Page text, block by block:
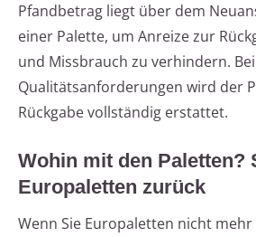
Pfandbetrag liegt über dem
einer Palette, um Anreize zur
und Missbrauch zu verhindern.
Qualitätsanforderungen wird der
Rückgabe vollständig erstattet.
Wohin mit den Paletten?
Europaletten zurück
Wenn Sie Europaletten nicht